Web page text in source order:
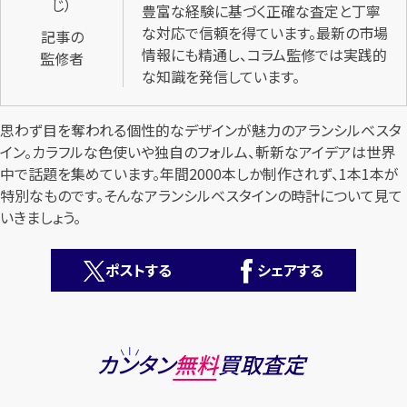
記事の
監修者
豊富な経験に基づく正確な査定と丁寧
な対応で信頼を得ています。最新の市場
情報にも精通し、コラム監修では実践的
な知識を発信しています。
思わず目を奪われる個性的なデザインが魅力のアランシルベスタ
イン。カラフルな色使いや独自のフォルム、斬新なアイデアは世界
中で話題を集めています。年間2000本しか制作されず、1本1本が
特別なものです。そんなアランシルベスタインの時計について見て
いきましょう。
ポストする シェアする
カンタン無料買取査定